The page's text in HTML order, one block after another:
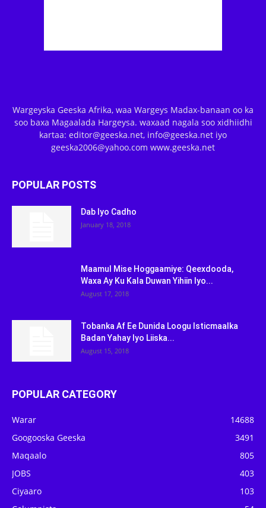
Wargeyska Geeska Afrika, waa Wargeys Madax-banaan oo ka
soo baxa Magaalada Hargeysa. waxaad nagala soo xidhiidhi
kartaa: editor@geeska.net, info@geeska.net iyo
geeska2006@yahoo.com www.geeska.net
POPULAR POSTS
Dab Iyo Cadho
January 18, 2018
Maamul Mise Hoggaamiye: Qeexdooda,
Waxa Ay Ku Kala Duwan Yihiin Iyo...
August 17, 2018
Tobanka Af Ee Dunida Loogu Isticmaalka
Badan Yahay Iyo Liiska...
August 15, 2018
POPULAR CATEGORY
Warar
14688
Googooska Geeska
3491
Maqaalo
805
JOBS
403
Ciyaaro
103